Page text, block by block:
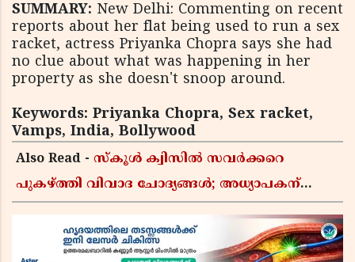
SUMMARY: New Delhi: Commenting on recent
reports about her flat being used to run a sex
racket, actress Priyanka Chopra says she had
no clue about what was happening in her
property as she doesn't snoop around.
Keywords: Priyanka Chopra, Sex racket,
Vamps, India, Bollywood
Also Read - സ്കൂൾ ക്വിസിൽ സവർക്കറെ
പുകഴ്ത്തി വിവാദ ചോദ്യങ്ങൾ; അധ്യാപകന്